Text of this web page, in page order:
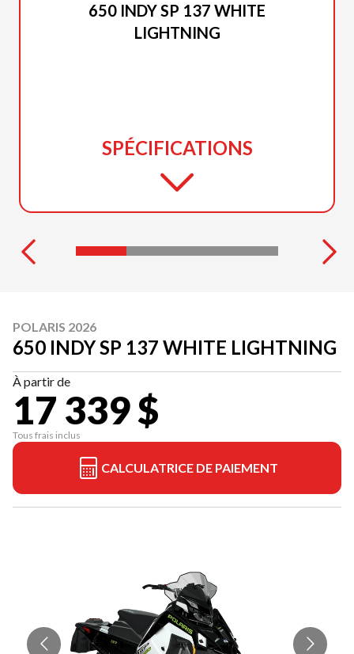
650 INDY SP 137 WHITE
LIGHTNING
SPÉCIFICATIONS
POLARIS 2026
650 INDY SP 137 WHITE LIGHTNING
À partir de
17 339 $
Tous frais inclus
CALCULATRICE DE PAIEMENT